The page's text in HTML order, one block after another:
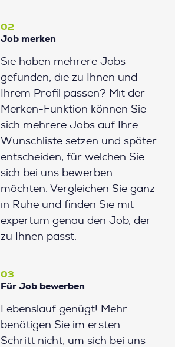
02
Job merken
Sie haben mehrere Jobs
gefunden, die zu Ihnen und
Ihrem Profil passen? Mit der
Merken-Funktion können Sie
sich mehrere Jobs auf Ihre
Wunschliste setzen und später
entscheiden, für welchen Sie
sich bei uns bewerben
möchten. Vergleichen Sie ganz
in Ruhe und finden Sie mit
expertum genau den Job, der
zu Ihnen passt.
03
Für Job bewerben
Lebenslauf genügt! Mehr
benötigen Sie im ersten
Schritt nicht, um sich bei uns